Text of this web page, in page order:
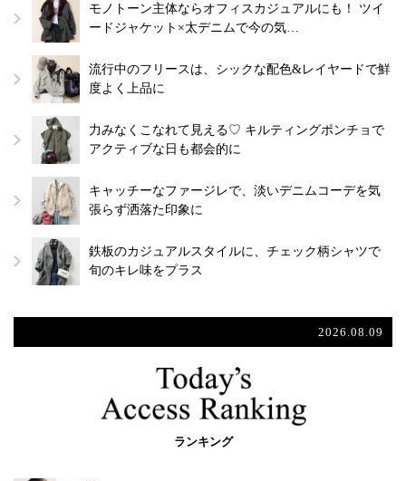
モノトーン主体ならオフィスカジュアルにも！ ツイ
ードジャケット×太デニムで今の気…
流行中のフリースは、シックな配色&レイヤードで鮮
度よく上品に
力みなくこなれて見える♡ キルティングポンチョで
アクティブな日も都会的に
キャッチーなファージレで、淡いデニムコーデを気
張らず洒落た印象に
鉄板のカジュアルスタイルに、チェック柄シャツで
旬のキレ味をプラス
2026.08.09
ランキング